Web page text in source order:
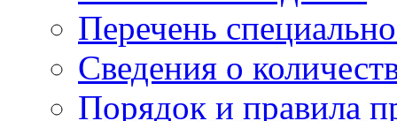
Перечень
Cведения о
Порядок и правила